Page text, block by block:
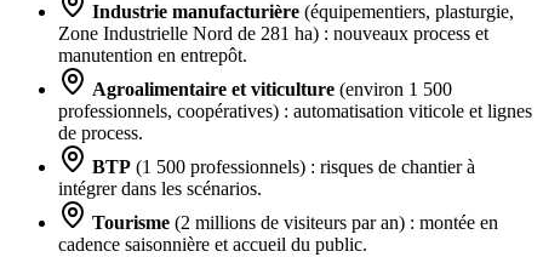
Industrie manufacturière (équipementiers, plasturgie,
Zone Industrielle Nord de 281 ha) : nouveaux process et
manutention en entrepôt.
Agroalimentaire et viticulture (environ 1 500
professionnels, coopératives) : automatisation viticole et lignes
de process.
BTP (1 500 professionnels) : risques de chantier à
intégrer dans les scénarios.
Tourisme (2 millions de visiteurs par an) : montée en
cadence saisonnière et accueil du public.